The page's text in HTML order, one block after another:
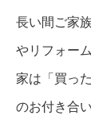
長い間ご家
やリフォー
家は「買っ
のお付き合